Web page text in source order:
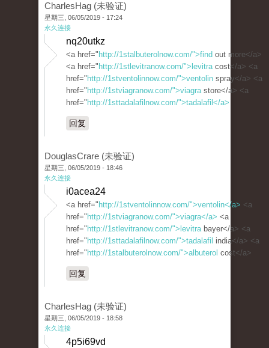
CharlesHag (未验证)
星期三, 06/05/2019 - 17:24
永久连接
nq20utkz
<a href=" http://1stalbuterolnow.com/">find out more</a>
<a href=" http://1stlevitranow.com/">levitracost</a> <a
href=" http://1stventolinnow.com/">ventolin spray</a> <a
href=" http://1stviagranow.com/">viagrastore</a> <a
href=" http://1sttadalafilnow.com/">tadalafil</a>
回复
DouglasCrare (未验证)
星期三, 06/05/2019 - 18:46
永久连接
i0acea24
<a href=" http://1stventolinnow.com/">ventolin</a> <a
href=" http://1stviagranow.com/">viagra</a> <a
href=" http://1stlevitranow.com/">levitrabayer</a> <a
href=" http://1sttadalafilnow.com/">tadalafil india</a> <a
href=" http://1stalbuterolnow.com/">albuterol cost</a>
回复
CharlesHag (未验证)
星期三, 06/05/2019 - 18:58
永久连接
4p5i69vd